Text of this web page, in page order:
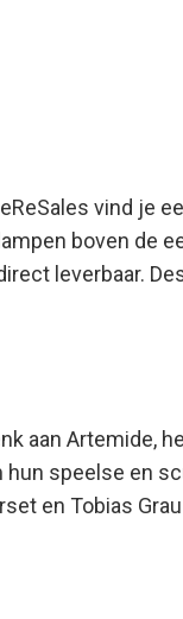
vind je
boven de
leverbaar.
aan Artemide,
speelse en
en Tobias